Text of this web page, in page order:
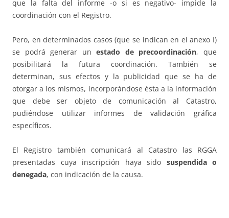
que la falta del informe -o si es negativo- impide la
coordinación con el Registro.
Pero, en determinados casos (que se indican en el anexo I)
se podrá generar unestado de precoordinación, que
posibilitará la futura coordinación. También se
determinan, sus efectos y la publicidad que se ha de
otorgar a los mismos, incorporándose ésta a la información
que debe ser objeto de comunicación al Catastro,
pudiéndose utilizar informes de validación gráfica
específicos.
El Registro también comunicará al Catastro las RGGA
presentadas cuya inscripción haya sido suspendida o
denegada, con indicación de la causa.